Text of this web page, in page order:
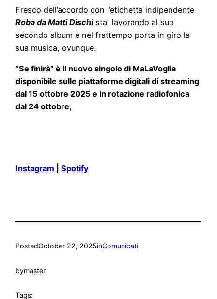
Fresco dell’accordo con l’etichetta indipendente
Roba da Matti Dischista lavorando al suo
secondo album e nel frattempo porta in giro la
sua musica, ovunque.
“Se finirà” è il nuovo singolo di MaLaVoglia
disponibile sulle piattaforme digitali di streaming
dal 15 ottobre 2025 e in rotazione radiofonica
dal 24 ottobre,
Instagram Spotify
PostedOctober 22, 2025inComunicati
bymaster
Tags: